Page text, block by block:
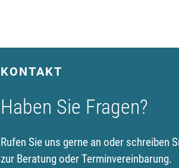
KONTAKT
Haben Sie Fragen?
Rufen Sie uns gerne an oder schreiben
zur Beratung oder Terminvereinbarung.